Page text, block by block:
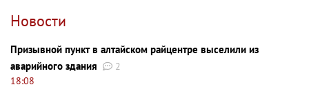
Новости
Призывной пункт в алтайском райцентре выселили из
аварийного здания
2
18:08